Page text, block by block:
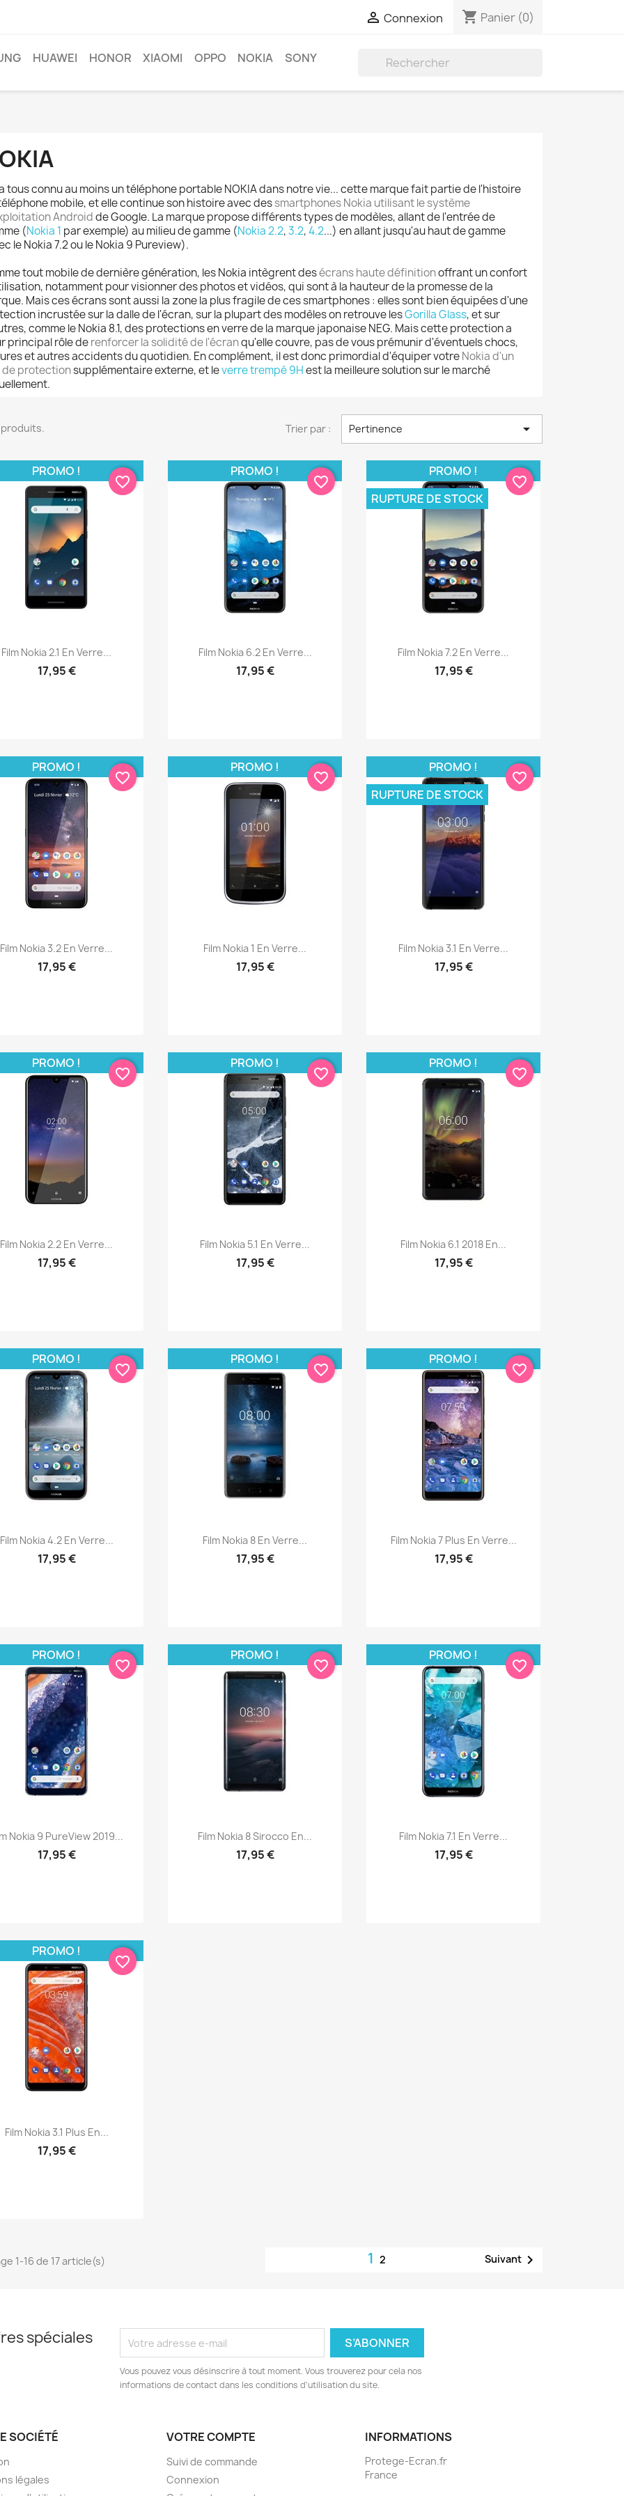
 Connexion shopping_cart Panier (0)
HUAWEI HONOR XIAOMI OPPO NOKIA SONY

tous connu au moins un téléphone portable NOKIA dans notre vie... cette marque fait partie de l'histoire
mobile, et elle continue son histoire avec dessmartphones Nokia utilisant le système
Androidde Google. La marque propose différents types de modèles, allant de l'entrée de
(Nokia 1 par exemple) au milieu de gamme (Nokia 2.2,3.2,4.2...) en allant jusqu'au haut de gamme
le Nokia 7.2 ou le Nokia 9 Pureview).
tout mobile de dernière génération, les Nokia intègrent desécrans haute définitionoffrant un confort
notamment pour visionner des photos et vidéos, qui sont à la hauteur de la promesse de la
Mais ces écrans sont aussi la zone la plus fragile de ces smartphones : elles sont bien équipées d'une
incrustée sur la dalle de l'écran, sur la plupart des modèles on retrouve lesGorilla Glass, et sur
comme le Nokia 8.1, des protections en verre de la marque japonaise NEG. Mais cette protection a
principal rôle derenforcer la solidité de l'écranqu'elle couvre, pas de vous prémunir d'éventuels chocs,
et autres accidents du quotidien. En complément, il est donc primordial d'équiper votreNokia d'un
de protectionsupplémentaire externe, et leverre trempé 9Hest la meilleure solution sur le marché
produits. Trier par : Pertinence 
Aperçu rapide
Film Nokia 2.1 En Verre...
17,95 €
PROMO !
favorite_border
Aperçu rapide
Film Nokia 6.2 En Verre...
17,95 €
PROMO !
favorite_border
Aperçu rapide
Film Nokia 7.2 En Verre...
17,95 €
PROMO !
RUPTURE DE STOCK
favorite_border
Aperçu rapide
Film Nokia 3.2 En Verre...
17,95 €
PROMO !
favorite_border
Aperçu rapide
Film Nokia 1 En Verre...
17,95 €
PROMO !
favorite_border
Aperçu rapide
Film Nokia 3.1 En Verre...
17,95 €
PROMO !
RUPTURE DE STOCK
favorite_border
Aperçu rapide
Film Nokia 2.2 En Verre...
17,95 €
PROMO !
favorite_border
Aperçu rapide
Film Nokia 5.1 En Verre...
17,95 €
PROMO !
favorite_border
Aperçu rapide
Film Nokia 6.1 2018 En...
17,95 €
PROMO !
favorite_border
Aperçu rapide
Film Nokia 4.2 En Verre...
17,95 €
PROMO !
favorite_border
Aperçu rapide
Film Nokia 8 En Verre...
17,95 €
PROMO !
favorite_border
Aperçu rapide
Film Nokia 7 Plus En Verre...
17,95 €
PROMO !
favorite_border
Aperçu rapide
Nokia 9 PureView 2019...
17,95 €
PROMO !
favorite_border
Aperçu rapide
Film Nokia 8 Sirocco En...
17,95 €
PROMO !
favorite_border
Aperçu rapide
Film Nokia 7.1 En Verre...
17,95 €
PROMO !
favorite_border
Aperçu rapide
Film Nokia 3.1 Plus En...
17,95 €
PROMO !
favorite_border
1-16 de 17 article(s) 1 2 Suivant
spéciales
Vous pouvez vous désinscrire à tout moment. Vous trouverez pour cela nos
informations de contact dans les conditions d'utilisation du site.
SOCIÉTÉ
légales
VOTRE COMPTE
Suivi de commande
Connexion
INFORMATIONS
Protege-Ecran.fr
France